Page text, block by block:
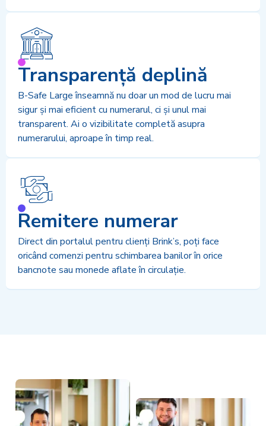
Transparență deplină
B-Safe Large înseamnă nu doar un mod de lucru mai
sigur și mai eficient cu numerarul, ci și unul mai
transparent. Ai o vizibilitate completă asupra
numerarului, aproape în timp real.
Remitere numerar
Direct din portalul pentru clienți Brink’s, poți face
oricând comenzi pentru schimbarea banilor în orice
bancnote sau monede aflate în circulație.